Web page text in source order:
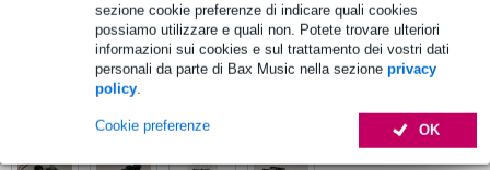
sezione cookie preferenze di indicare quali cookies
possiamo utilizzare e quali non. Potete trovare ulteriori
informazioni sui cookies e sul trattamento dei vostri dati
personali da parte di Bax Music nella sezione privacy
policy.
OK
Cookie preferenze
Informazioni sul prodotto
Specifiche complete
Vedi anche (4)